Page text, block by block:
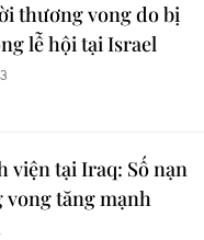
thương vong do bị
lễ hội tại Israel
viện tại Iraq: Số nạn
tăng mạnh